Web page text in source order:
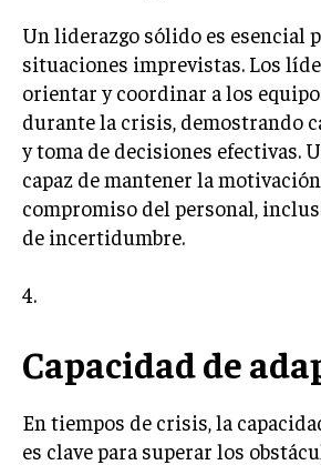
GESTIÓN DEL RIESGO
NEGOCIACIÓN Y RESOLUCIÓN
DERECHO EMPRESARIAL Y
ÉXITO EMPRESARIAL Y CASOS
NEGOCIOS
MARKETING B2C
MARKETING DE INFLUENCERS
Un liderazgo sólido es esencial
situaciones imprevistas. Los
orientar y coordinar a los
durante la crisis, demostrando
y toma de decisiones efectivas.
capaz de mantener la
compromiso del personal,
de incertidumbre.
4.
Capacidad de
En tiempos de crisis, la
es clave para superar los